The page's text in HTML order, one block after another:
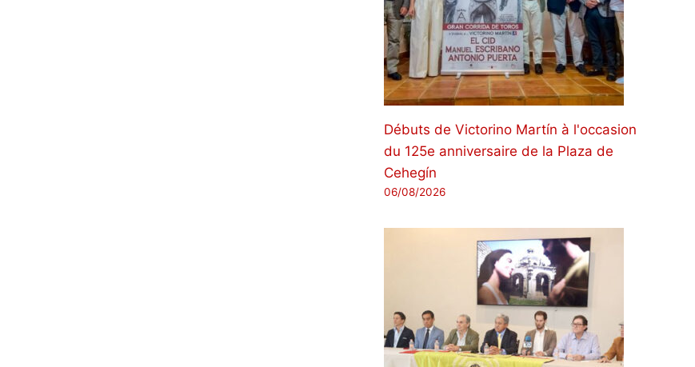
Débuts de Victorino Martín à l'occasion
du 125e anniversaire de la Plaza de
Cehegín
06/08/2026